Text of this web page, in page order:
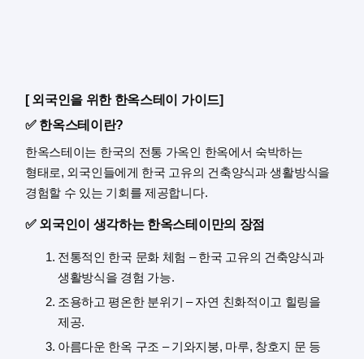
[ 외국인을 위한 한옥스테이 가이드]
✅ 한옥스테이란?
한옥스테이는 한국의 전통 가옥인 한옥에서 숙박하는
형태로, 외국인들에게 한국 고유의 건축양식과 생활방식을
경험할 수 있는 기회를 제공합니다.
✅ 외국인이 생각하는 한옥스테이만의 장점
전통적인 한국 문화 체험 – 한국 고유의 건축양식과
생활방식을 경험 가능.
조용하고 평온한 분위기 – 자연 친화적이고 힐링을
제공.
아름다운 한옥 구조 – 기와지붕, 마루, 창호지 문 등